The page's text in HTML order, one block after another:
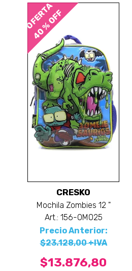
OFERTA
40 % OFF
CRESKO
Mochila Zombies 12 "
Art.: 156-OM025
Precio Anterior:
$23.128,00 +IVA
$13.876,80